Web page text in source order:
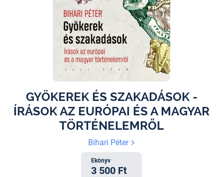
GYÖKEREK ÉS SZAKADÁSOK -
ÍRÁSOK AZ EURÓPAI ÉS A MAGYAR
TÖRTÉNELEMRŐL
Bihari Péter
Ekönyv
3 500 Ft